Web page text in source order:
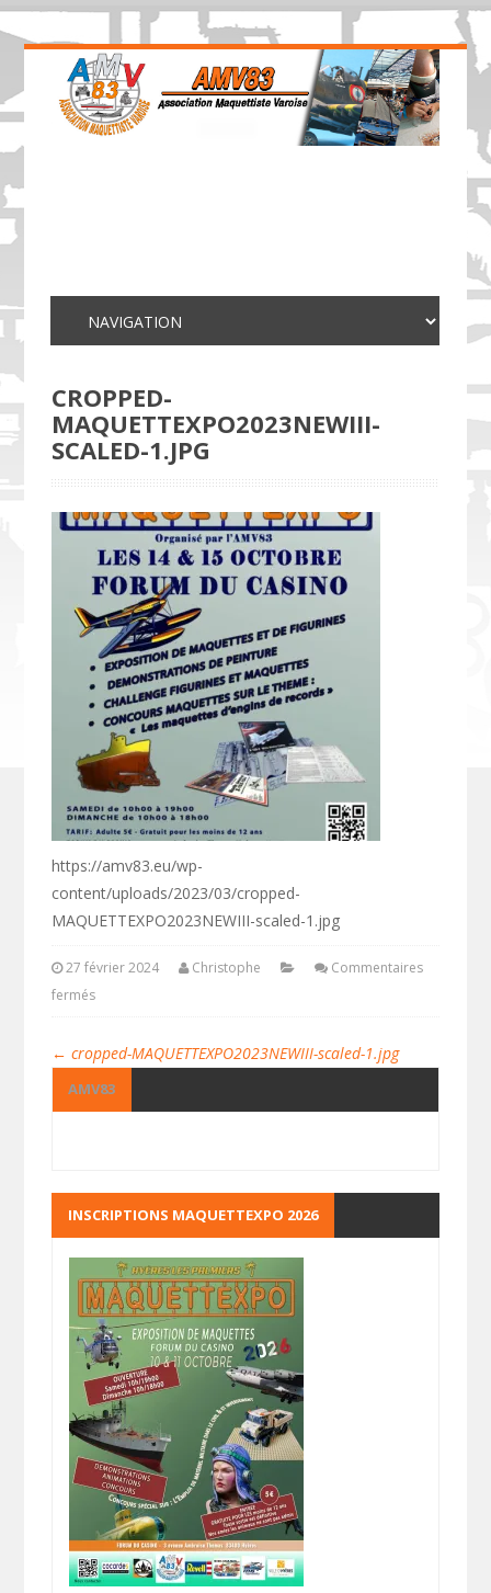
CROPPED-
MAQUETTEXPO2023NEWIII-
SCALED-1.JPG
https://amv83.eu/wp-
content/uploads/2023/03/cropped-
MAQUETTEXPO2023NEWIII-scaled-1.jpg
27 février 2024 Christophe
Commentaires
fermés
← cropped-MAQUETTEXPO2023NEWIII-scaled-1.jpg
AMV83
INSCRIPTIONS MAQUETTEXPO 2026